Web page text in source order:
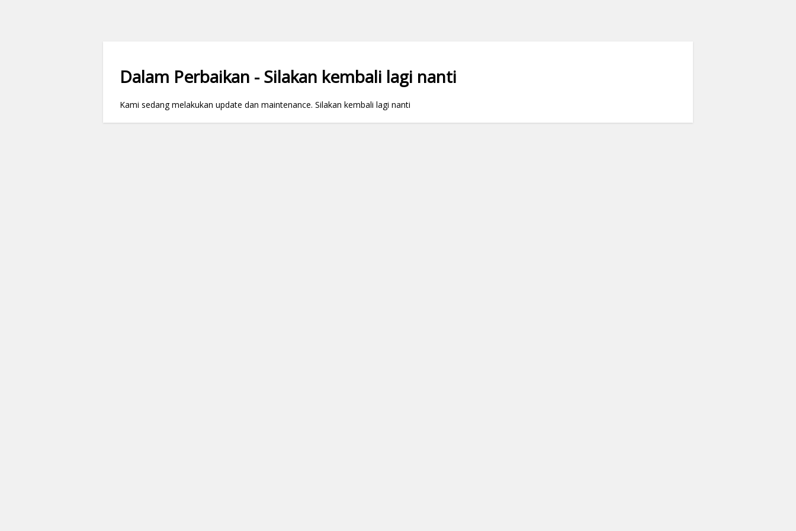
Dalam Perbaikan - Silakan kembali lagi nanti
Kami sedang melakukan update dan maintenance. Silakan kembali lagi nanti